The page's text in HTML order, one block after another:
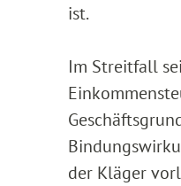
ist.
Im Streitfall
der Kläger